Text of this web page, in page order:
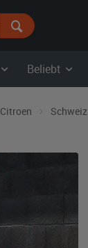
Beliebt
Citroen Schweiz